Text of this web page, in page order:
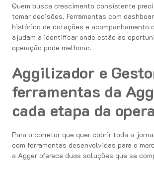
Quem busca crescimento consistente
tomar decisões. Ferramentas com
histórico de cotações e acompanhamento
ajudam a identificar onde estão as
operação pode melhorar.
Aggilizador e
ferramentas da
cada etapa da
Para o corretor que quer cobrir toda a
com ferramentas desenvolvidas para o
a Agger oferece duas soluções que se